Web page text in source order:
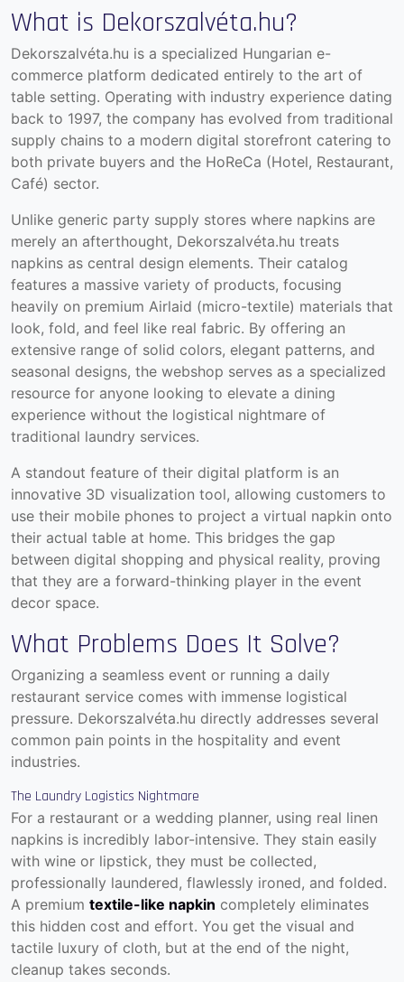
What is Dekorszalvéta.hu?
Dekorszalvéta.hu is a specialized Hungarian e-
commerce platform dedicated entirely to the art of
table setting. Operating with industry experience dating
back to 1997, the company has evolved from traditional
supply chains to a modern digital storefront catering to
both private buyers and the HoReCa (Hotel, Restaurant,
Café) sector.
Unlike generic party supply stores where napkins are
merely an afterthought, Dekorszalvéta.hu treats
napkins as central design elements. Their catalog
features a massive variety of products, focusing
heavily on premium Airlaid (micro-textile) materials that
look, fold, and feel like real fabric. By offering an
extensive range of solid colors, elegant patterns, and
seasonal designs, the webshop serves as a specialized
resource for anyone looking to elevate a dining
experience without the logistical nightmare of
traditional laundry services.
A standout feature of their digital platform is an
innovative 3D visualization tool, allowing customers to
use their mobile phones to project a virtual napkin onto
their actual table at home. This bridges the gap
between digital shopping and physical reality, proving
that they are a forward-thinking player in the event
decor space.
What Problems Does It Solve?
Organizing a seamless event or running a daily
restaurant service comes with immense logistical
pressure. Dekorszalvéta.hu directly addresses several
common pain points in the hospitality and event
industries.
The Laundry Logistics Nightmare
For a restaurant or a wedding planner, using real linen
napkins is incredibly labor-intensive. They stain easily
with wine or lipstick, they must be collected,
professionally laundered, flawlessly ironed, and folded.
A premium textile-like napkin completely eliminates
this hidden cost and effort. You get the visual and
tactile luxury of cloth, but at the end of the night,
cleanup takes seconds.